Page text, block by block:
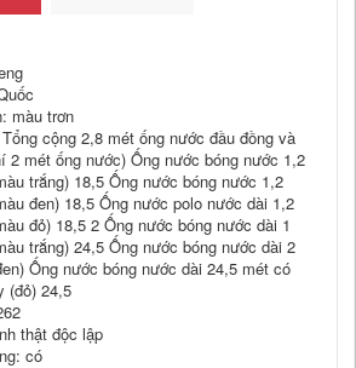
màu trơn
cộng 2,8 mét ống nước đầu đồng và
2 mét ống nước) Ống nước bóng nước 1,2
trắng) 18,5 Ống nước bóng nước 1,2
đen) 18,5 Ống nước polo nước dài 1,2
đỏ) 18,5 2 Ống nước bóng nước dài 1
trắng) 24,5 Ống nước bóng nước dài 2
Ống nước bóng nước dài 24,5 mét có
(đỏ) 24,5
thật độc lập
có